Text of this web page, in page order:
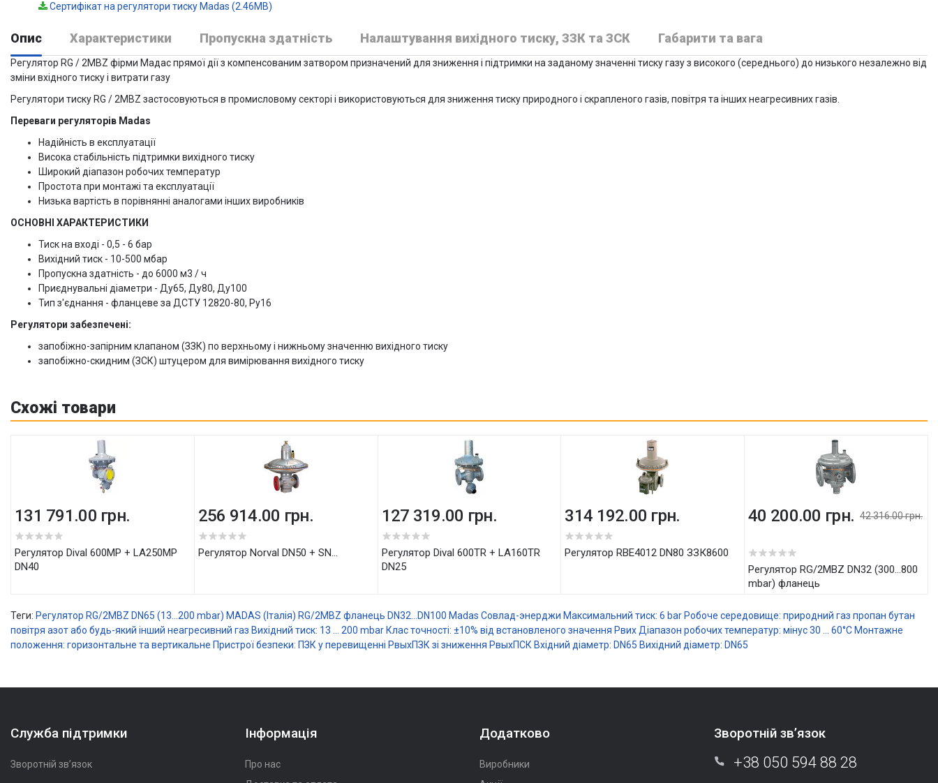
Сертифікат на регулятори тиску Madas (2.46MB)
Опис Характеристики Пропускна здатність Налаштування вихідного тиску, ЗЗК та ЗСК Габарити та вага
Регулятор RG / 2MBZ фірми Мадас прямої дії з компенсованим затвором призначений для зниження і підтримки на заданому значенні тиску газу з високого (середнього) до низького незалежно від
зміни вхідного тиску і витрати газу
Регулятори тиску RG / 2MBZ застосовуються в промисловому секторі і використовуються для зниження тиску природного і скрапленого газів, повітря та інших неагресивних газів.
Переваги регуляторів Madas
Надійність в експлуатації
Висока стабільність підтримки вихідного тиску
Широкий діапазон робочих температур
Простота при монтажі та експлуатації
Низька вартість в порівнянні аналогами інших виробників
ОСНОВНІ ХАРАКТЕРИСТИКИ
Тиск на вході - 0,5 - 6 бар
Вихідний тиск - 10-500 мбар
Пропускна здатність - до 6000 м3 / ч
Приєднувальні діаметри - Ду65, Ду80, Ду100
Тип з'єднання - фланцеве за ДСТУ 12820-80, Ру16
Регулятори забезпечені:
запобіжно-запірним клапаном (ЗЗК) по верхньому і нижньому значенню вихідного тиску
запобіжно-скидним (ЗСК) штуцером для вимірювання вихідного тиску
Схожі товари
131 791.00 грн.
Регулятор Dival 600MP + LA250MP
DN40
256 914.00 грн.
Регулятор Norval DN50 + SN...
127 319.00 грн.
Регулятор Dival 600TR + LA160TR
DN25
314 192.00 грн.
Регулятор RBE4012 DN80 ЗЗК8600
40 200.00 грн. 42 316.00 грн.
Регулятор RG/2MBZ DN32 (300...800
mbar) фланець
Теги: Регулятор RG/2MBZ DN65 (13...200 mbar) MADAS (Італія) RG/2MBZ фланець DN32...DN100 Madas Совлад-энерджи Максимальний тиск: 6 bar Робоче середовище: природний газ пропан бутан
повітря азот або будь-який інший неагресивний газ Вихідний тиск: 13 ... 200 mbar Клас точності: ±10% від встановленого значення Рвих Діапазон робочих температур: мінус 30 ... 60°С Монтажне
положення: горизонтальне та вертикальне Пристрої безпеки: ПЗК у перевищенні РвыхПЗК зі зниження РвыхПСК Вхідний діаметр: DN65 Вихідний діаметр: DN65
Служба підтримки
Зворотній зв’язок
Інформація
Про нас
Додатково
Виробники
Зворотній зв’язок
+38 050 594 88 28